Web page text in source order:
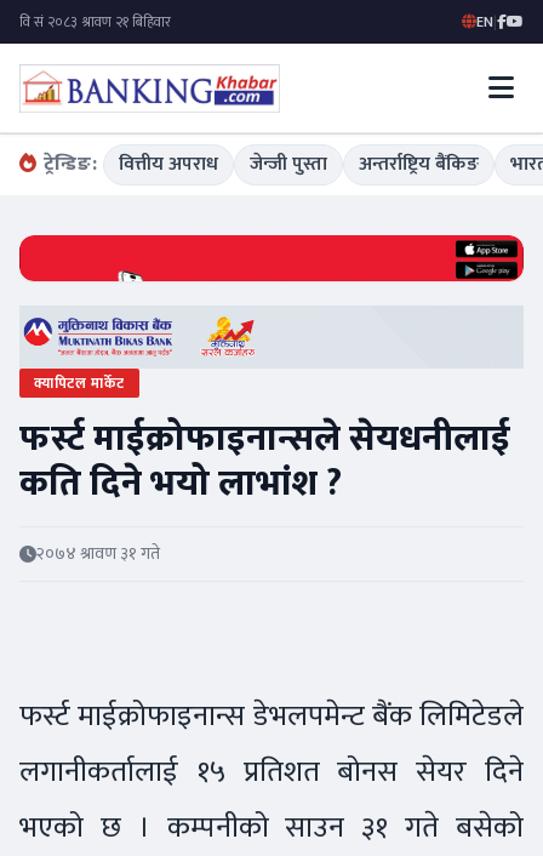
EN|
ट्रेन्डिङ: वित्तीय अपराध जेन्जी पुस्ता अन्तर्राष्ट्रिय बैंकिङ
क्यापिटल मार्केट
फर्स्ट माईक्रोफाइनान्सले सेयधनीलाई
कति दिने भयो लाभांश ?
२०७४ श्रावण ३१ गते
फर्स्ट माईक्रोफाइनान्स डेभलपमेन्ट बैंक लिमिटेडले
लगानीकर्तालाई १५ प्रतिशत बोनस सेयर दिने
भएको छ । कम्पनीको साउन ३१ गते बसेको